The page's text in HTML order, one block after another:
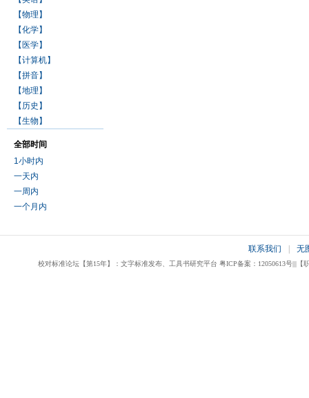
【物理】
【化学】
【医学】
【计算机】
【拼音】
【地理】
【历史】
【生物】
全部时间
1小时内
一天内
一周内
一个月内
联系我们 无
校对标准论坛【第15年】：文字标准发布、工具书研究平台 粤ICP备案：12050613号|||【